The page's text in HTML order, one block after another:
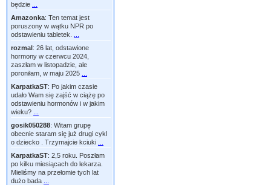
będzie
Amazonka: Ten temat jest
poruszony w wątku NPR po
odstawieniu tabletek.
rozmal: 26 lat, odstawione
hormony w czerwcu 2024,
zaszłam w listopadzie, ale
poroniłam, w maju 2025
KarpatkaST: Po jakim czasie
udało Wam się zajść w ciążę po
odstawieniu hormonów i w jakim
wieku?
gosik050288: Witam grupę
obecnie staram się już drugi cykl
o dziecko . Trzymajcie kciuki
KarpatkaST: 2,5 roku. Poszłam
po kilku miesiącach do lekarza.
Mieliśmy na przełomie tych lat
dużo bada